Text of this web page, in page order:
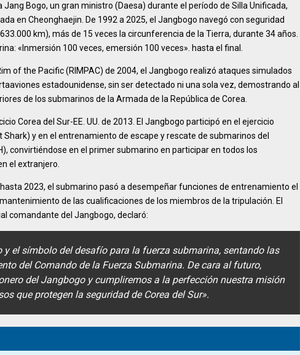
Bogo, un gran ministro (Daesa) durante el período de Silla Unificada,
en Cheonghaejin. De 1992 a 2025, el Jangbogo navegó con seguridad
km), más de 15 veces la circunferencia de la Tierra, durante 34 años.
«Inmersión 100 veces, emersión 100 veces». hasta el final.
of the Pacific (RIMPAC) de 2004, el Jangbogo realizó ataques simulados
estadounidense, sin ser detectado ni una sola vez, demostrando al
de los submarinos de la Armada de la República de Corea.
Corea del Sur-EE. UU. de 2013. El Jangbogo participó en el ejercicio
y en el entrenamiento de escape y rescate de submarinos del
convirtiéndose en el primer submarino en participar en todos los
el extranjero.
2023, el submarino pasó a desempeñar funciones de entrenamiento el
de las cualificaciones de los miembros de la tripulación. El
comandante del Jangbogo, declaró:
y el símbolo del desafío para la fuerza submarina, sentando las
del Comando de la Fuerza Submarina. De cara al futuro,
del Jangbogo y cumpliremos a la perfección nuestra misión
que protegen la seguridad de Corea del Sur».